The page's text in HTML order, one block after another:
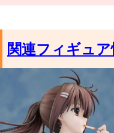
関連フィギュ